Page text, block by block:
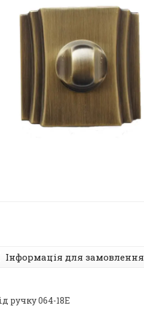
Інформація для замовлення
ручку 064-18Е